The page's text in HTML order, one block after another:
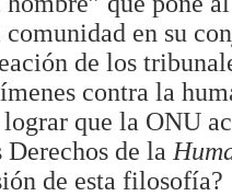
en su
de los
contra la
lograr que la ONU
de la
de esta filosofía?